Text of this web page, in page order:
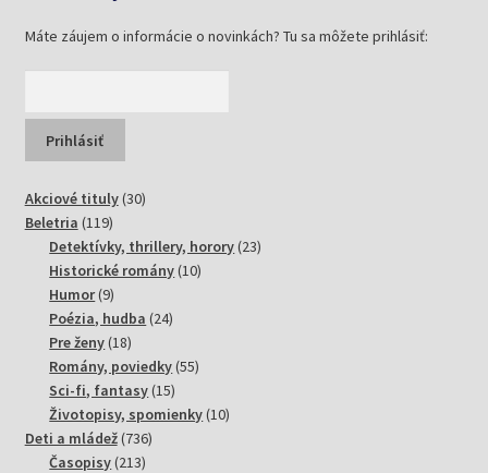
Máte záujem o informácie o novinkách? Tu sa môžete prihlásiť:
Akciové tituly 3030
Beletria 119119
produktov
Detektívky, thrillery, horory 2323
Historické romány 1010
Humor 99
produktov
Poézia, hudba 2424
Pre ženy 1818
produktov
Romány, poviedky 5555
Sci-fi, fantasy 1515
produktov
Životopisy, spomienky 1010
Deti a mládež 736736
Časopisy 213213